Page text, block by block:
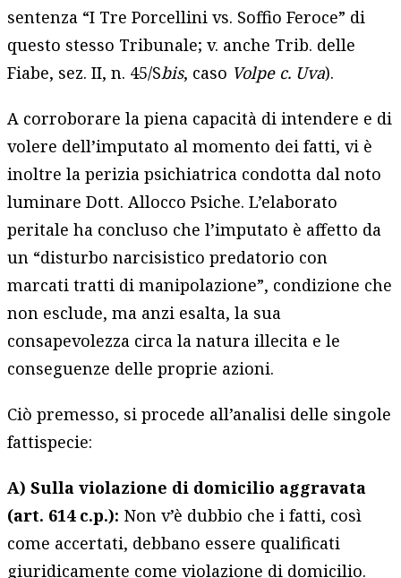
sentenza “I Tre Porcellini vs. Soffio Feroce” di
questo stesso Tribunale; v. anche Trib. delle
Fiabe, sez. II, n. 45/Sbis, caso Volpe c. Uva).
A corroborare la piena capacità di intendere e di
volere dell’imputato al momento dei fatti, vi è
inoltre la perizia psichiatrica condotta dal noto
luminare Dott. Allocco Psiche. L’elaborato
peritale ha concluso che l’imputato è affetto da
un “disturbo narcisistico predatorio con
marcati tratti di manipolazione”, condizione che
non esclude, ma anzi esalta, la sua
consapevolezza circa la natura illecita e le
conseguenze delle proprie azioni.
Ciò premesso, si procede all’analisi delle singole
fattispecie:
A) Sulla violazione di domicilio aggravata
(art. 614 c.p.): Non v’è dubbio che i fatti, così
come accertati, debbano essere qualificati
giuridicamente come violazione di domicilio.